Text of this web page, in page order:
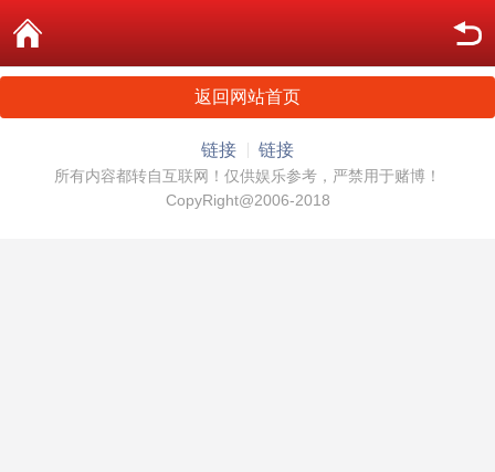
返回网站首页
链接 链接
所有内容都转自互联网！仅供娱乐参考，严禁用于赌博！
CopyRight@2006-2018